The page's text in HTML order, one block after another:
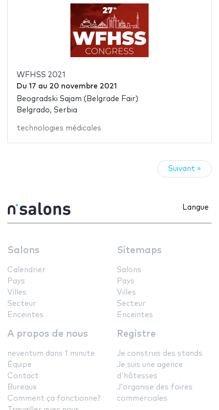
WFHSS 2021
Du 17 au 20 novembre 2021
Beogradski Sajam (Belgrade Fair)
Belgrado, Serbia
technologies médicales
Suivant »
Langue
Salons
Calendrier
Pays
Villes
Secteur
Enceintes
Sitemaps
Salons
Pays
Villes
Secteur
Enceintes
A propos de nous
neventum dans 1 minute
Équipe
Contact
Bureaux
Comment ça fonctionne?
Registre
Je construis des stands
Je suis une agence
d'hôtesses
J'organise des foires
commerciales